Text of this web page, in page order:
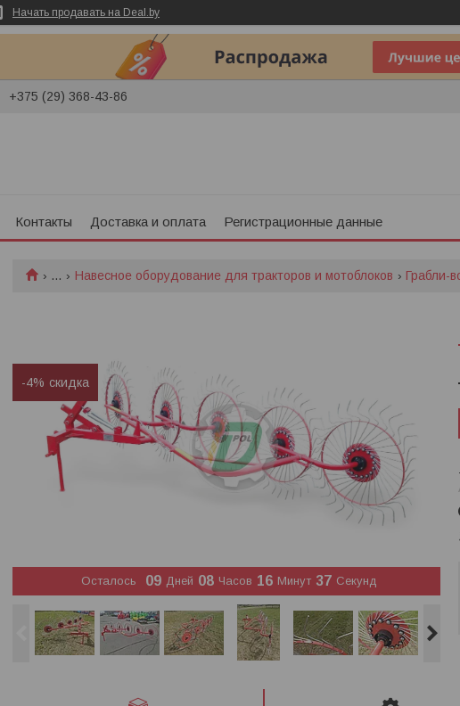
Начать продавать на Deal.by
+375 (29) 368-43-86
Контакты Доставка и оплата Регистрационные данные
... Навесное оборудование для тракторов и мотоблоков Грабли-
-4%
Осталось 09 Дней 08 Часов 16 Минут 36 Секунд